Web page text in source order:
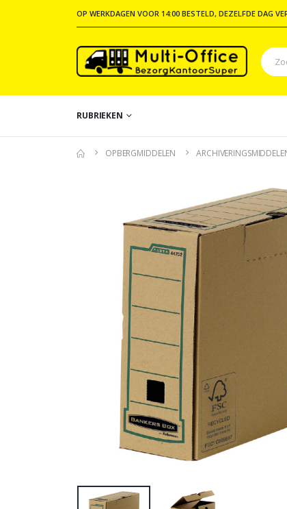
OP WERKDAGEN VOOR 14:00 BESTELD, DEZELFDE DAG
RUBRIEKEN
OPBERGMIDDELEN